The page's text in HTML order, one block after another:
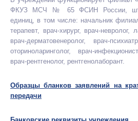
ФКУЗ МСЧ № 65 ФСИН России,
единиц, в том числе: начальник
терапевт, врач-хирург, врач-невролог,
врач-дерматовенеролог, врач-
оториноларинголог, врач-
врач-рентгенолог, рентгенолаборант.
Образцы бланков заявлений на
передачи